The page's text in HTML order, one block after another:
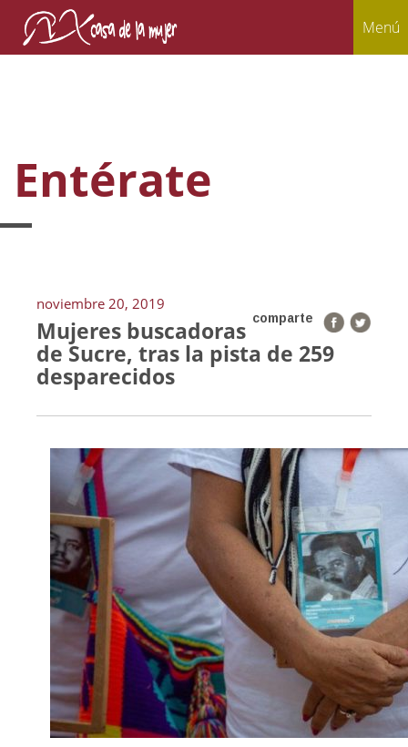
Menú
Entérate
noviembre 20, 2019
comparte
Mujeres buscadoras
de Sucre, tras la pista de 259
desparecidos